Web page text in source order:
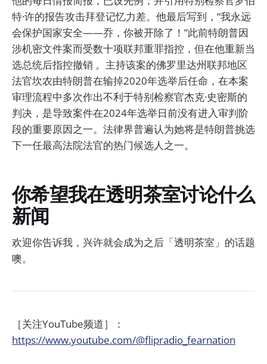
特·许的报告攻击拜登记忆力差。他最后写到，“我永远
会保护国家安全——乔，你被开除了！”此前特朗普因
涉机密文件案而受数十项联邦重罪指控，但在他重新当
选总统后指控撤销 。主持该案的佛罗里达州联邦地区
法官坎农由特朗普在输掉2020年选举后任命，在本案
审理流程中多次作出不利于特别检察官杰克·史密斯的
判决，是导致案件在2024年选举日前没有进入审判阶
段的重要原因之一。法律界普遍认为她将是特朗普挑选
下一任最高法院法官的热门候选人之一。
你希望我在透明茶室讨论什么
新闻
欢迎你告诉我，兴许就会成为之后「透明茶室」的话题
噢。
［关注YouTube频道］：
https://www.youtube.com/@flipradio_fearnation